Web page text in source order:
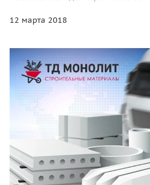
12 марта 2018